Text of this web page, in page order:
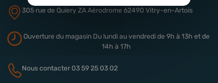
305 rue de Quiery ZA Aérodrome 62490 Vitry-en-Artois
Ouverture du magasinDu lundi au vendredi de 9h à 13h et de
14h à 17h
Nous contacter 03 59 25 03 02